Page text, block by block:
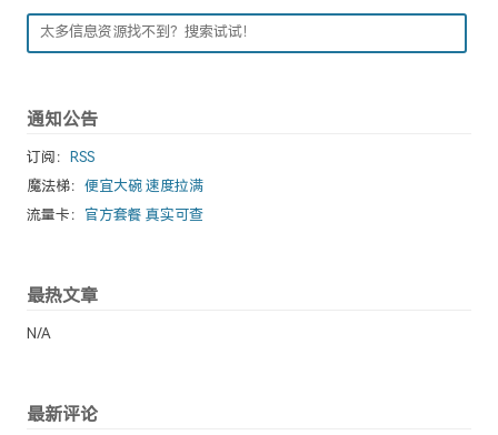
通知公告
订阅： RSS
魔法梯： 便宜大碗 速度拉满
流量卡： 官方套餐 真实可查
最热文章
N/A
最新评论